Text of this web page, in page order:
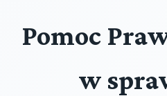
Pomoc
w